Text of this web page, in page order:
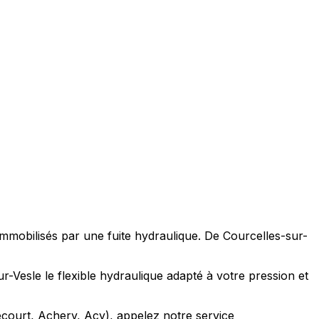
par une fuite hydraulique. De Courcelles-sur-
Vesle le flexible hydraulique adapté à votre pression et
Achery, Acy), appelez notre service